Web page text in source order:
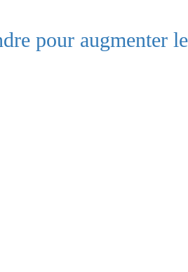
pour augmenter